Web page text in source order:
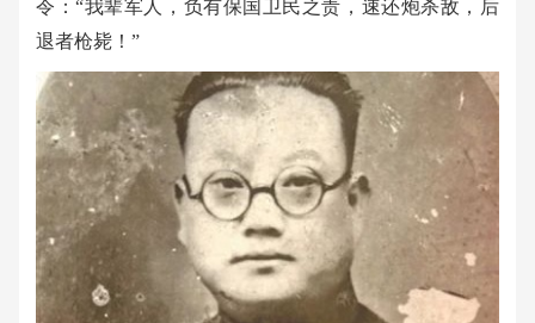
令：“我辈军人，负有保国卫民之责，速还炮杀敌，后
退者枪毙！ ”